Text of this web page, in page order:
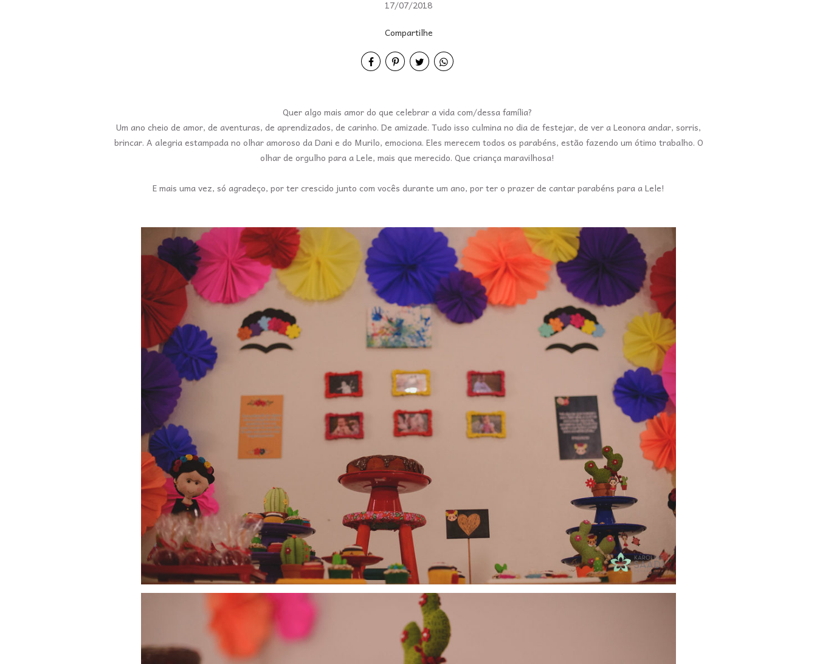
17/07/2018
Compartilhe
Quer algo mais amor do que celebrar a vida com/dessa família?
Um ano cheio de amor, de aventuras, de aprendizados, de carinho. De amizade. Tudo isso culmina no dia de festejar, de ver a Leonora andar, sorris,
brincar. A alegria estampada no olhar amoroso da Dani e do Murilo, emociona. Eles merecem todos os parabéns, estão fazendo um ótimo trabalho. O
olhar de orgulho para a Lele, mais que merecido. Que criança maravilhosa!
E mais uma vez, só agradeço, por ter crescido junto com vocês durante um ano, por ter o prazer de cantar parabéns para a Lele!